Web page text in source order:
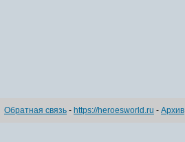
Обратная связь - https://heroesworld.ru - Архив